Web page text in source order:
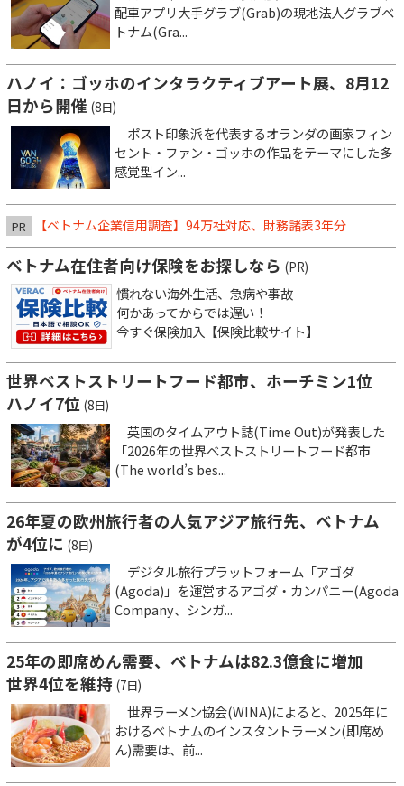
配車アプリ大手グラブ(Grab)の現地法人グラブベ
トナム(Gra...
ハノイ：ゴッホのインタラクティブアート展、8月12
日から開催 (8日)
ポスト印象派を代表するオランダの画家フィン
セント・ファン・ゴッホの作品をテーマにした多
感覚型イン...
PR 【ベトナム企業信用調査】94万社対応、財務諸表3年分
ベトナム在住者向け保険をお探しなら (PR)
慣れない海外生活、急病や事故
何かあってからでは遅い！
今すぐ保険加入【保険比較サイト】
世界ベストストリートフード都市、ホーチミン1位
ハノイ7位 (8日)
英国のタイムアウト誌(Time Out)が発表した
「2026年の世界ベストストリートフード都市
(The world’s bes...
26年夏の欧州旅行者の人気アジア旅行先、ベトナム
が4位に (8日)
デジタル旅行プラットフォーム「アゴダ
(Agoda)」を運営するアゴダ・カンパニー(Agoda
Company、シンガ...
25年の即席めん需要、ベトナムは82.3億食に増加
世界4位を維持 (7日)
世界ラーメン協会(WINA)によると、2025年に
おけるベトナムのインスタントラーメン(即席め
ん)需要は、前...